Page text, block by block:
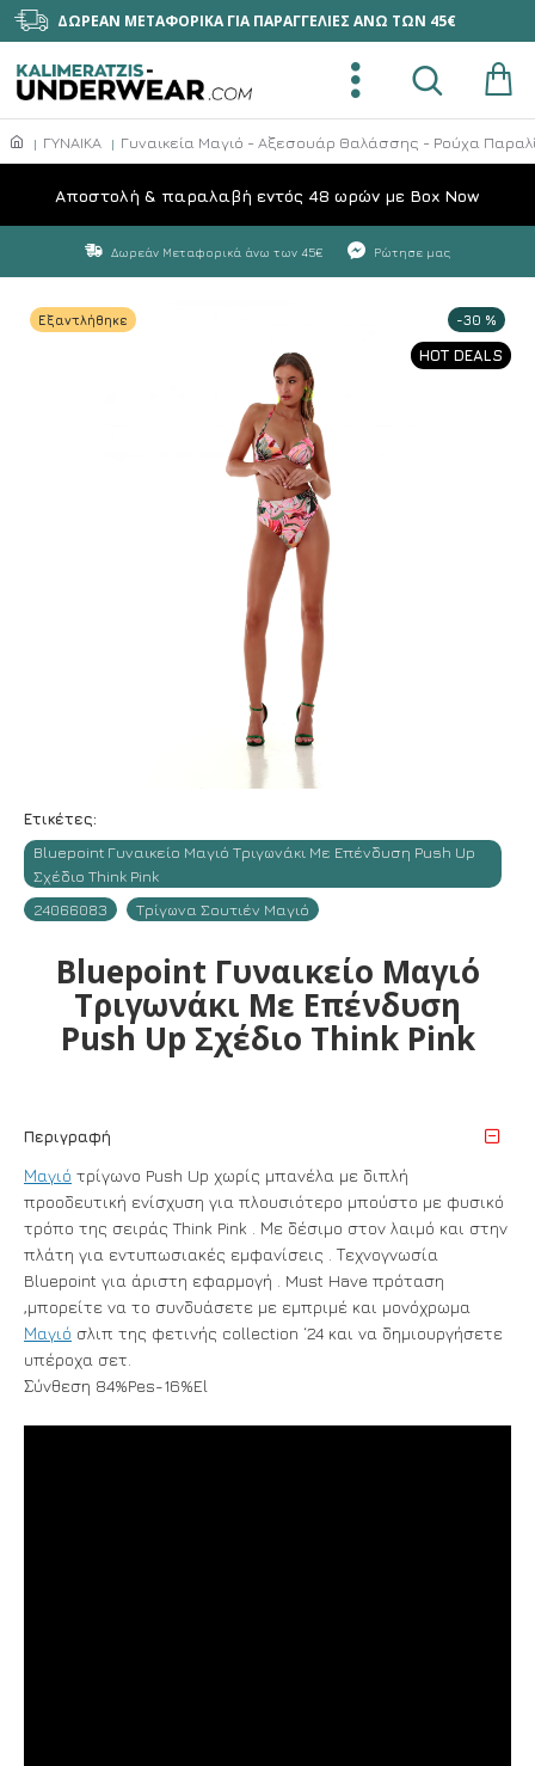
ΔΩΡΕΑΝ ΜΕΤΑΦΟΡΙΚΑ ΓΙΑ ΠΑΡΑΓΓΕΛΙΕΣ ΑΝΩ ΤΩΝ 45€
ΓΥΝΑΙΚΑ Γυναικεία Μαγιό - Αξεσουάρ Θαλάσσης - Ρούχα
Aποστολή & παραλαβή εντός 48 ωρών με Box Now
Δωρεάν Μεταφορικά άνω των 45€ Ρώτησε μας
HOT DEALS
-30 %
Εξαντλήθηκε
Ετικέτες:
Bluepoint Γυναικείο Μαγιό Τριγωνάκι Με Επένδυση Push Up
Σχέδιο Think Pink
24066083
Τρίγωνα Σουτιέν Μαγιό
Bluepoint Γυναικείο Μαγιό
Τριγωνάκι Με Επένδυση
Push Up Σχέδιο Think Pink
Περιγραφή
Μαγιό τρίγωνο Push Up χωρίς μπανέλα με διπλή
προοδευτική ενίσχυση για πλουσιότερο μπούστο με φυσικό
τρόπο της σειράς Think Pink . Με δέσιμο στον λαιμό και στην
πλάτη για εντυπωσιακές εμφανίσεις . Τεχνογνωσία
Bluepoint για άριστη εφαρμογή . Must Have πρόταση
,μπορείτε να το συνδυάσετε με εμπριμέ και μονόχρωμα
Μαγιό σλιπ της φετινής collection ‘24 και να δημιουργήσετε
υπέροχα σετ.
Σύνθεση 84%Pes-16%El